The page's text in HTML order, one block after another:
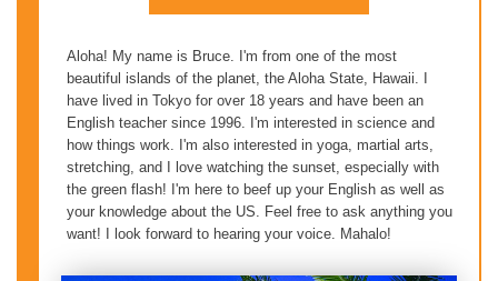
Aloha! My name is Bruce. I'm from one of the most
beautiful islands of the planet, the Aloha State, Hawaii. I
have lived in Tokyo for over 18 years and have been an
English teacher since 1996. I'm interested in science and
how things work. I'm also interested in yoga, martial arts,
stretching, and I love watching the sunset, especially with
the green flash! I'm here to beef up your English as well as
your knowledge about the US. Feel free to ask anything you
want! I look forward to hearing your voice. Mahalo!